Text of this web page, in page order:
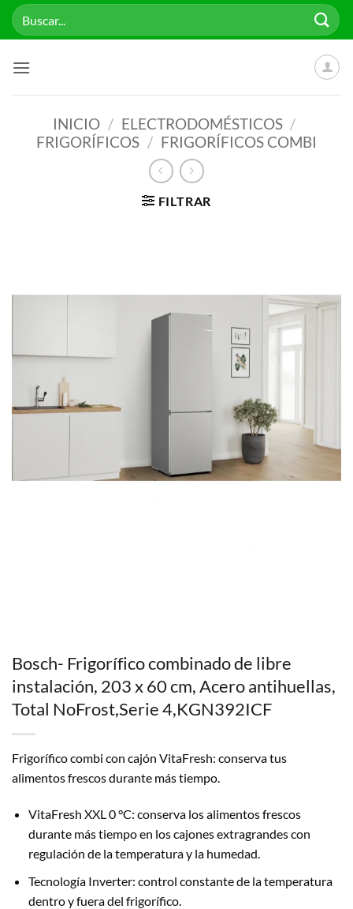
Saltar
Buscar
por:
INICIO / ELECTRODOMÉSTICOS /
FRIGORÍFICOS / FRIGORÍFICOS COMBI
FILTRAR
Bosch- Frigorífico combinado de libre
instalación, 203 x 60 cm, Acero antihuellas,
Total NoFrost,Serie 4,KGN392ICF
Frigorífico combi con cajón VitaFresh: conserva tus
alimentos frescos durante más tiempo.
VitaFresh XXL 0 °C: conserva los alimentos frescos
durante más tiempo en los cajones extragrandes con
regulación de la temperatura y la humedad.
Tecnología Inverter: control constante de la temperatura
dentro y fuera del frigorífico.